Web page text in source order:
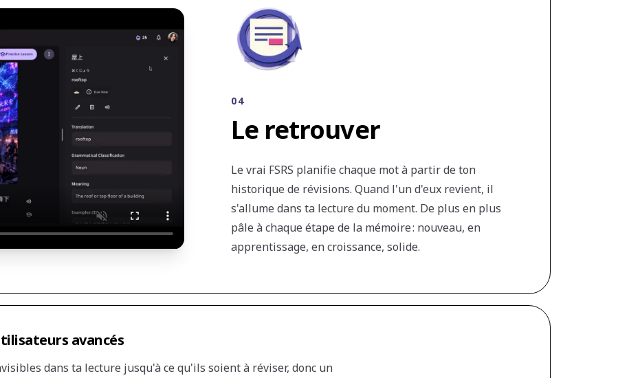
04
Le retrouver
Le vrai FSRS planifie chaque mot à partir de ton
historique de révisions. Quand l'un d'eux revient, il
s'allume dans ta lecture du moment. De plus en plus
pâle à chaque étape de la mémoire : nouveau, en
apprentissage, en croissance, solide.
avancés
dans ta lecture jusqu'à ce qu'ils soient à réviser, donc un